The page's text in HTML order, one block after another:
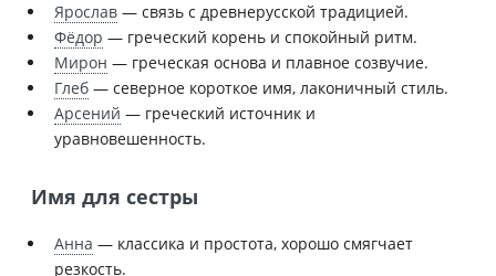
Ярослав — связь с древнерусской традицией.
Фёдор — греческий корень и спокойный ритм.
Мирон — греческая основа и плавное созвучие.
Глеб — северное короткое имя, лаконичный стиль.
Арсений — греческий источник и
уравновешенность.
Имя для сестры
Анна — классика и простота, хорошо смягчает
резкость.